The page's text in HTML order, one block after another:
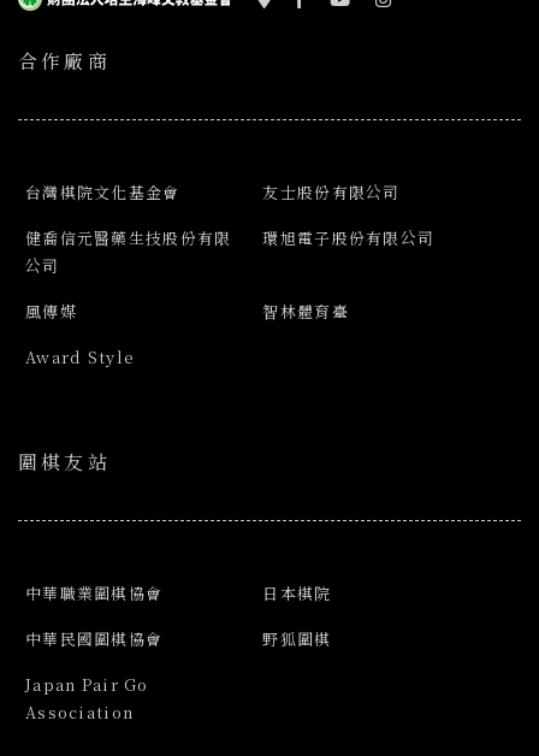
合作廠商
台灣棋院文化基金會
友士股份有限公司
健喬信元醫藥生技股份有限
公司
環旭電子股份有限公司
風傳媒
智林體育臺
Award Style
圍棋友站
中華職業圍棋協會
日本棋院
中華民國圍棋協會
野狐圍棋
Japan Pair Go
Association